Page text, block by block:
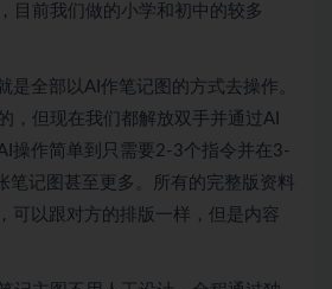
目前我们做的小学和初中的较多
是全部以AI作笔记图的方式去操作。
，但现在我们都解放双手并通过AI
操作简单到只需要2-3个指令并在3-
笔记图甚至更多。所有的完整版资料
可以跟对方的排版一样，但是内容